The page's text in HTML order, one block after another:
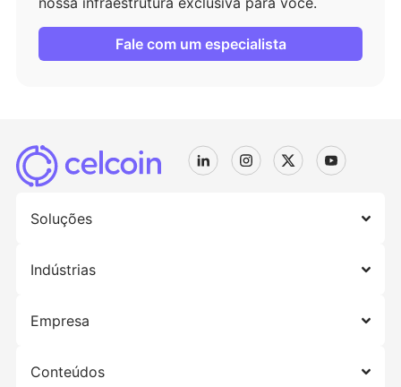
Fale com um especialista
Soluções
Indústrias
Empresa
Conteúdos